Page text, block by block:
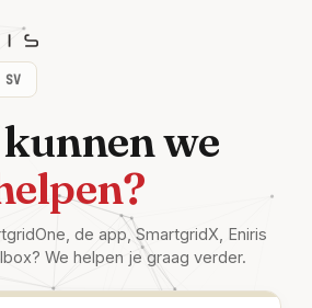
SV
we
de app, SmartgridX, Eniris
We helpen je graag verder.